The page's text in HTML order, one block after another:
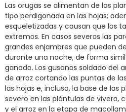
Las orugas se alimentan de las
tipo perdigonada en las hojas;
esqueletizadas y causan que los
extremos. En casos severos las
grandes enjambres que pueden
durante una noche, de forma
ganado. Los gusanos soldado del
de arroz cortando las puntas de
las hojas e, incluso, la base de las
severo en las plántulas de vivero,
y el arroz en la etapa de